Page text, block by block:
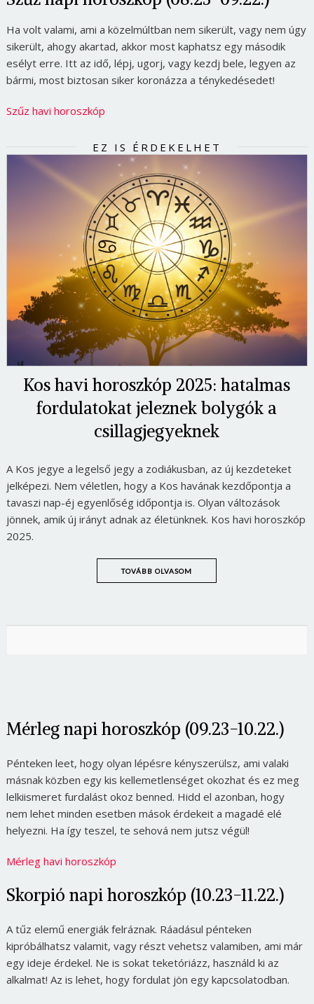
Ha volt valami, ami a közelmúltban nem sikerült, vagy nem úgy
sikerült, ahogy akartad, akkor most kaphatsz egy második
esélyt erre. Itt az idő, lépj, ugorj, vagy kezdj bele, legyen az
bármi, most biztosan siker koronázza a ténykedésedet!
Szűz havi horoszkóp
EZ IS ÉRDEKELHET
Kos havi horoszkóp 2025: hatalmas
fordulatokat jeleznek bolygók a
csillagjegyeknek
A Kos jegye a legelső jegy a zodiákusban, az új kezdeteket
jelképezi. Nem véletlen, hogy a Kos havának kezdőpontja a
tavaszi nap-éj egyenlőség időpontja is. Olyan változások
jönnek, amik új irányt adnak az életünknek. Kos havi horoszkóp
2025.
TOVÁBB OLVASOM
Mérleg napi horoszkóp (09.23-10.22.)
Pénteken leet, hogy olyan lépésre kényszerülsz, ami valaki
másnak közben egy kis kellemetlenséget okozhat és ez meg
lelkiismeret furdalást okoz benned. Hidd el azonban, hogy
nem lehet minden esetben mások érdekeit a magadé elé
helyezni. Ha így teszel, te sehová nem jutsz végül!
Mérleg havi horoszkóp
Skorpió napi horoszkóp (10.23-11.22.)
A tűz elemű energiák felráznak. Ráadásul pénteken
kipróbálhatsz valamit, vagy részt vehetsz valamiben, ami már
egy ideje érdekel. Ne is sokat teketóriázz, használd ki az
alkalmat! Az is lehet, hogy fordulat jön egy kapcsolatodban.